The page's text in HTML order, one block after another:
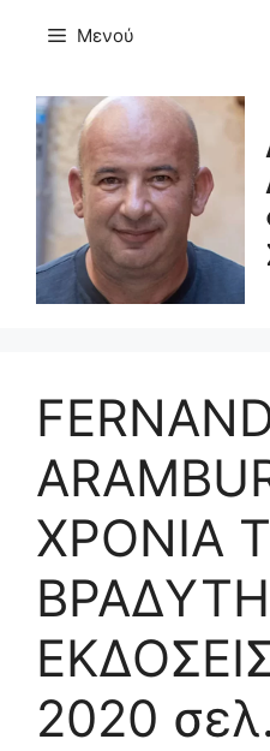
Μενού
ΧΡΟΝΙΑ
2020